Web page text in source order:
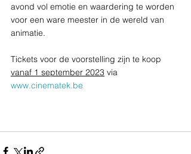
avond vol emotie en waardering te worden
voor een ware meester in de wereld van
animatie.
Tickets voor de voorstelling zijn te koop
vanaf 1 september 2023 via
www.cinematek.be